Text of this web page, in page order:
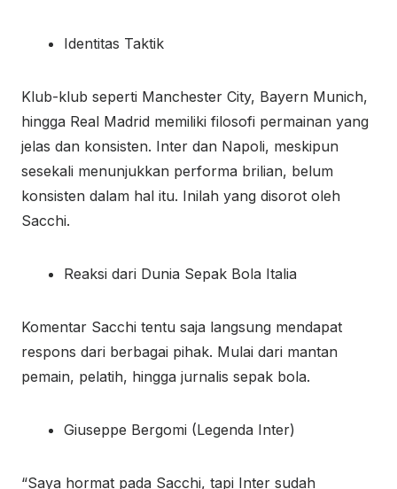
Identitas Taktik
Klub-klub seperti Manchester City, Bayern Munich,
hingga Real Madrid memiliki filosofi permainan yang
jelas dan konsisten. Inter dan Napoli, meskipun
sesekali menunjukkan performa brilian, belum
konsisten dalam hal itu. Inilah yang disorot oleh
Sacchi.
Reaksi dari Dunia Sepak Bola Italia
Komentar Sacchi tentu saja langsung mendapat
respons dari berbagai pihak. Mulai dari mantan
pemain, pelatih, hingga jurnalis sepak bola.
Giuseppe Bergomi (Legenda Inter)
“Saya hormat pada Sacchi, tapi Inter sudah